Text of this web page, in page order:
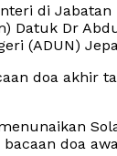
di
Datuk Dr
(ADUN)
doa akhir
doa